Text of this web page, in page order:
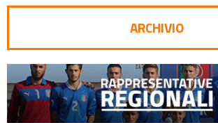
ARCHIVIO